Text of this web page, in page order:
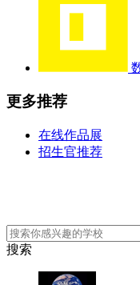
更多推荐
在线作品展
招生官推荐
搜索